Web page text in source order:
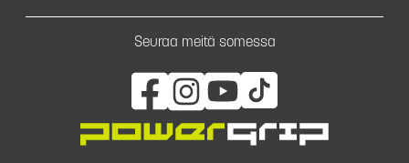
Seuraa meitä somessa